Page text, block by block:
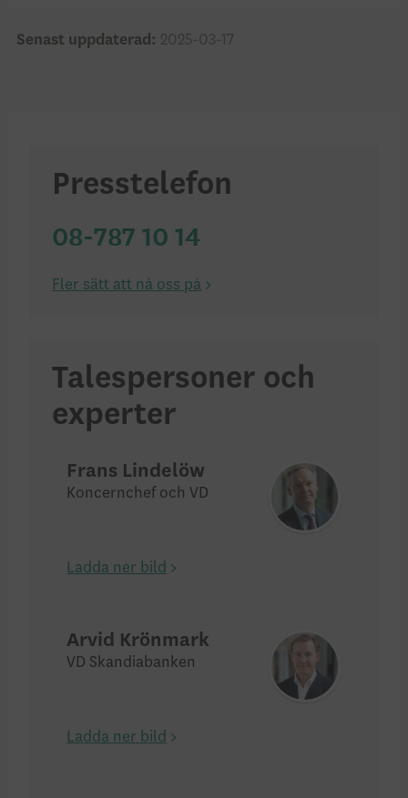
Senast uppdaterad: 2025-03-17
Presstelefon
08-787 10 14
Fler sätt att nå oss på
Talespersoner och
experter
Frans Lindelöw
Koncernchef och VD
Ladda ner bild
Arvid Krönmark
VD Skandiabanken
Ladda ner bild